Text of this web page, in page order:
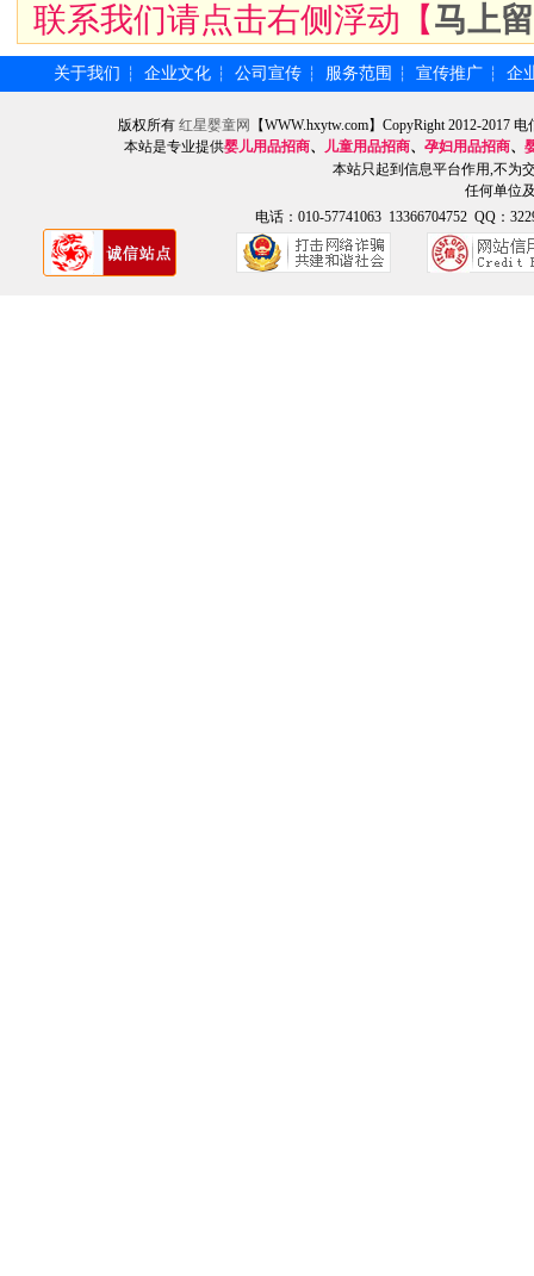
联系我们请点击右侧浮动【马上
关于我们 ┆ 企业文化 ┆ 公司宣传 ┆ 服务范围 ┆ 宣传推广 ┆ 企
版权所有 红星婴童网
【WWW.hxytw.com】CopyRight 2012-2017
本站是专业提供婴儿用品招商、 儿童用品招商、 孕妇用品招商、
本站只起到信息平台作用,不为
任何单位
电话：010-57741063 13366704752 QQ：